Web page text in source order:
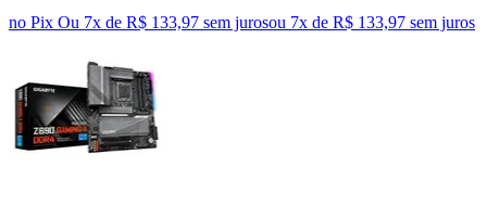
no Pix Ou 7x de R$ 133,97 sem jurosou 7x de R$ 133,97 sem juros